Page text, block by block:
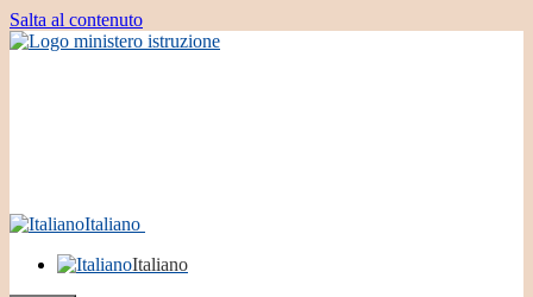
Salta al contenuto
Italiano
Italiano